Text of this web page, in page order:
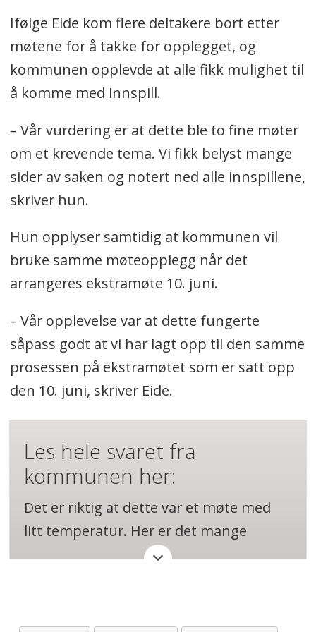
Ifølge Eide kom flere deltakere bort etter
møtene for å takke for opplegget, og
kommunen opplevde at alle fikk mulighet til
å komme med innspill.
– Vår vurdering er at dette ble to fine møter
om et krevende tema. Vi fikk belyst mange
sider av saken og notert ned alle innspillene,
skriver hun.
Hun opplyser samtidig at kommunen vil
bruke samme møteopplegg når det
arrangeres ekstramøte 10. juni.
– Vår opplevelse var at dette fungerte
såpass godt at vi har lagt opp til den samme
prosessen på ekstramøtet som er satt opp
den 10. juni, skriver Eide.
Les hele svaret fra
kommunen her:
Det er riktig at dette var et møte med
litt temperatur. Her er det mange
engasjerte innbyggere og mange